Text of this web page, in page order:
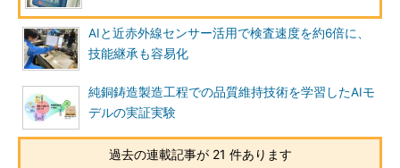
AIと近赤外線センサー活用で検査速度を約6倍に、
技能継承も容易化
純銅鋳造製造工程での品質維持技術を学習したAIモ
デルの実証実験
過去の連載記事が 21 件あります